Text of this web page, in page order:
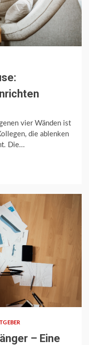
vier Wänden ist
die ablenken
Die...
– Eine